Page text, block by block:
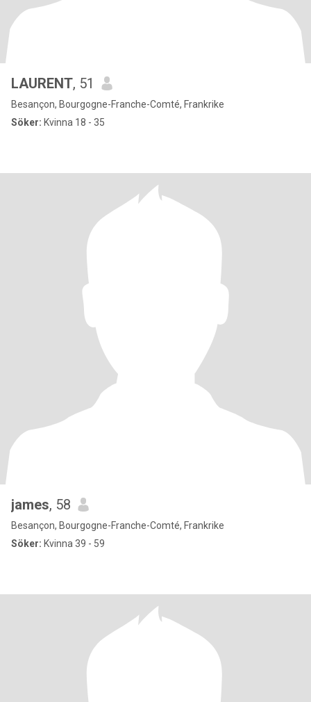
LAURENT, 51
Besançon, Bourgogne-Franche-Comté, Frankrike
Söker: Kvinna 18 - 35
james, 58
Besançon, Bourgogne-Franche-Comté, Frankrike
Söker: Kvinna 39 - 59